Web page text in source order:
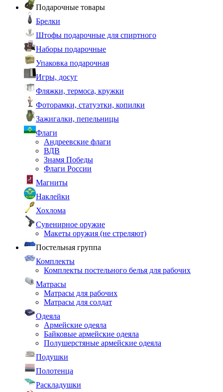
Подарочные товары
Брелки
Штофы подарочные для спиртного
Наборы подарочные
Упаковка подарочная
Игры, досуг
Фляжки, термоса, кружки
Фоторамки, статуэтки, копилки
Зажигалки, пепельницы
Флаги
Андреевские флаги
ВДВ
Знамя Победы
Флаги России
Магниты
Наклейки
Хохлома
Сувенирное оружие
Макеты оружия (не стреляют)
Постельная группа
Комплекты
Комплекты постельного белья для рабочих
Матрасы
Матрасы для рабочих
Матрасы для солдат
Одеяла
Армейские одеяла
Байковые армейские одеяла
Полушерстяные армейские одеяла
Подушки
Полотенца
Раскладушки